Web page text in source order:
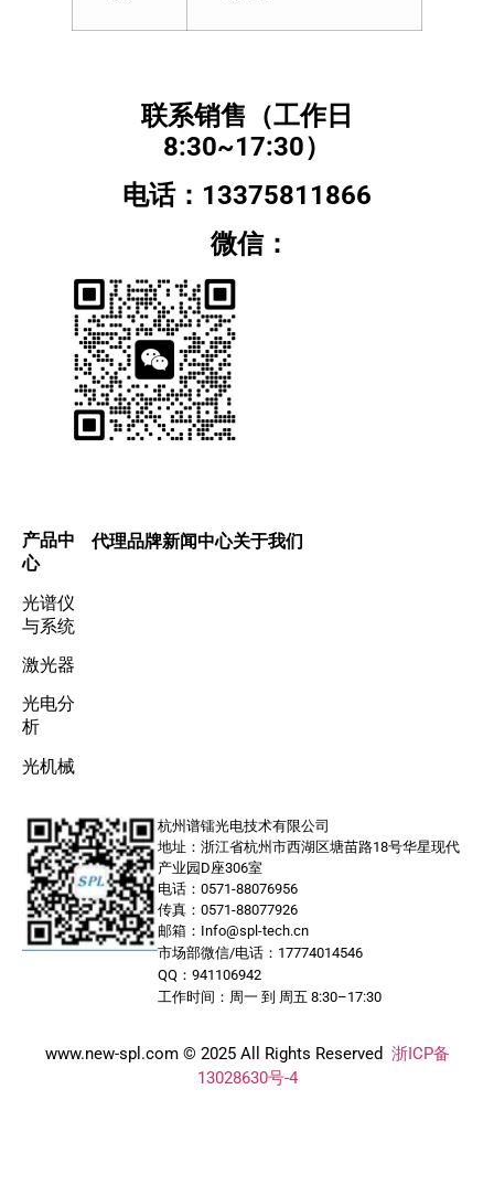
联系销售（工作日
8:30~17:30）
电话：13375811866
微信：
产品中
心
光谱仪
与系统
激光器
光电分
析
光机械
代理品牌新闻中心关于我们
杭州谱镭光电技术有限公司
地址：浙江省杭州市西湖区塘苗路18号华星现代
产业园D座306室
电话：0571-88076956
传真：0571-88077926
邮箱：Info@spl-tech.cn
市场部微信/电话：17774014546
QQ：941106942
工作时间：周一 到 周五 8:30–17:30
www.new-spl.com © 2025 All Rights Reserved 浙ICP备
13028630号-4